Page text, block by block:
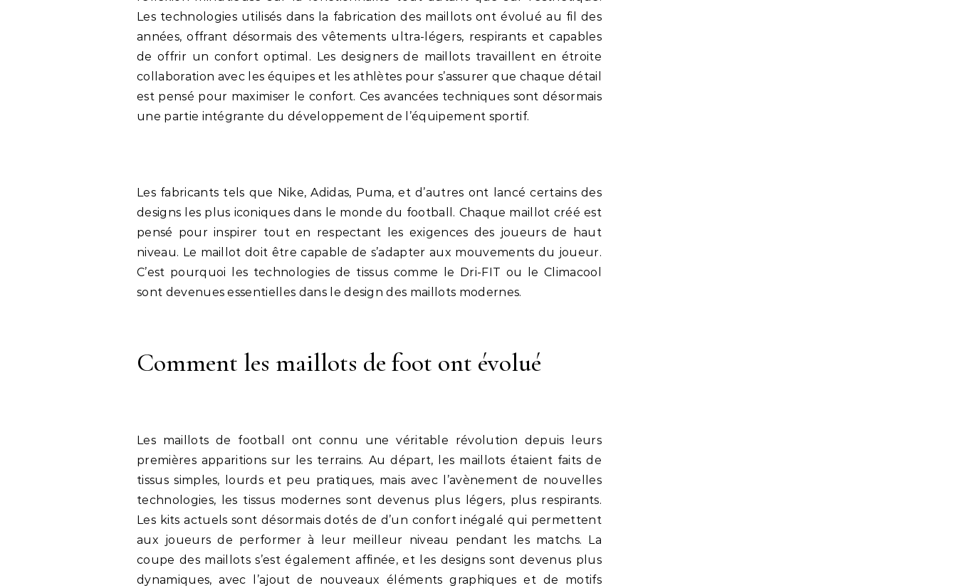
Les technologies utilisés dans la fabrication des maillots ont évolué au fil des
années, offrant désormais des vêtements ultra-légers, respirants et capables
de offrir un confort optimal. Les designers de maillots travaillent en étroite
collaboration avec les équipes et les athlètes pour s’assurer que chaque détail
est pensé pour maximiser le confort. Ces avancées techniques sont désormais
une partie intégrante du développement de l’équipement sportif.
Les fabricants tels que Nike, Adidas, Puma, et d’autres ont lancé certains des
designs les plus iconiques dans le monde du football. Chaque maillot créé est
pensé pour inspirer tout en respectant les exigences des joueurs de haut
niveau. Le maillot doit être capable de s’adapter aux mouvements du joueur.
C’est pourquoi les technologies de tissus comme le Dri-FIT ou le Climacool
sont devenues essentielles dans le design des maillots modernes.
Comment les maillots de foot ont évolué
Les maillots de football ont connu une véritable révolution depuis leurs
premières apparitions sur les terrains. Au départ, les maillots étaient faits de
tissus simples, lourds et peu pratiques, mais avec l’avènement de nouvelles
technologies, les tissus modernes sont devenus plus légers, plus respirants.
Les kits actuels sont désormais dotés de d’un confort inégalé qui permettent
aux joueurs de performer à leur meilleur niveau pendant les matchs. La
coupe des maillots s’est également affinée, et les designs sont devenus plus
dynamiques, avec l’ajout de nouveaux éléments graphiques et de motifs